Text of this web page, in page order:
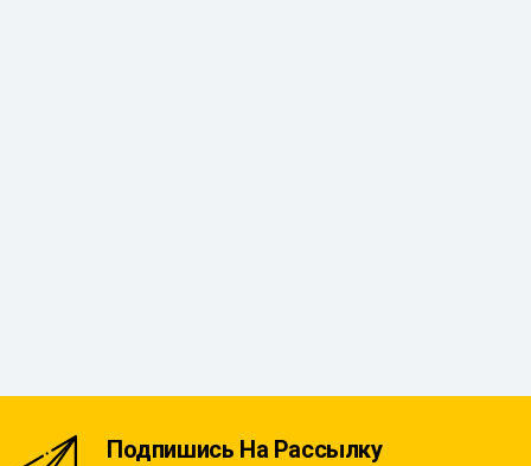
Подпишись На Рассылку